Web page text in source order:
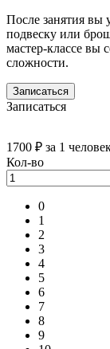
После занятия вы
подвеску или
мастер-классе вы
сложности.
Записаться
Записаться
1700 ₽ за 1
Кол-во
0
1
2
3
4
5
6
7
8
9